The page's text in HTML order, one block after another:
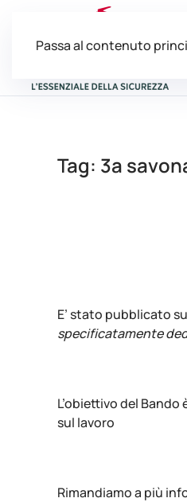
Passa al contenuto
Tag: 3a
E’ stato pubblicato
specificatamente
L’obiettivo del Bando
sul lavoro
Rimandiamo a più